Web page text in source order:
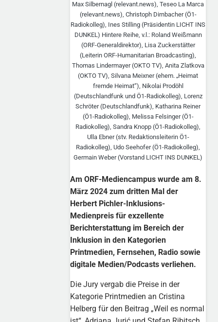
Max Silbernagl (relevant.news), Teseo La Marca
(relevant.news), Christoph Dirnbacher (Ö1-
Radiokolleg), Ines Stilling (Präsidentin LICHT INS
DUNKEL) Hintere Reihe, v.l.: Roland Weißmann
(ORF-Generaldirektor), Lisa Zuckerstätter
(Leiterin ORF-Humanitarian Broadcasting),
Thomas Lindermayer (OKTO TV), Anita Zlatkova
(OKTO TV), Silvana Meixner (ehem. „Heimat
fremde Heimat“), Nikolai Prodöhl
(Deutschlandfunk und Ö1-Radiokolleg), Lorenz
Schröter (Deutschlandfunk), Katharina Reiner
(Ö1-Radiokolleg), Melissa Felsinger (Ö1-
Radiokolleg), Sandra Knopp (Ö1-Radiokolleg),
Ulla Ebner (stv. Redaktionsleiterin Ö1-
Radiokolleg), Udo Seehofer (Ö1-Radiokolleg),
Germain Weber (Vorstand LICHT INS DUNKEL)
Am ORF-Mediencampus wurde am 8.
März 2024 zum dritten Mal der
Herbert Pichler-Inklusions-
Medienpreis für exzellente
Berichterstattung im Bereich der
Inklusion in den Kategorien
Printmedien, Fernsehen, Radio sowie
digitale Medien/Podcasts verliehen.
Die Jury vergab die Preise in der
Kategorie Printmedien an Cristina
Helberg für den Beitrag „Weil es normal